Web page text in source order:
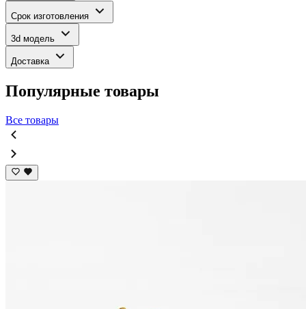
Срок изготовления
3d модель
Доставка
Популярные товары
Все товары